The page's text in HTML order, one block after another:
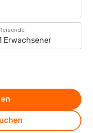
Erwachsener